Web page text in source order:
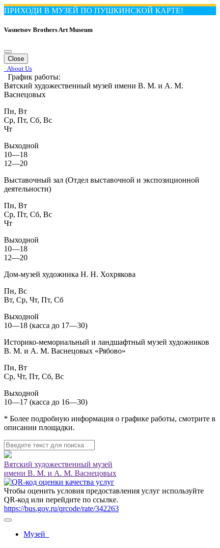
ПРИХОДИ В МУЗЕЙ ПО ПУШКИНСКОЙ КАРТЕ!
Vasnetsov Brothers Art Museum
Close
About Us
График работы:
Вятский художественный музей имени В. М. и А. М.
Васнецовых
Пн, Вт
Ср, Пт, Сб, Вс
Чт
Выходной
10—18
12—20
Выставочный зал (Отдел выставочной и экспозиционной
деятельности)
Пн, Вт
Ср, Пт, Сб, Вс
Чт
Выходной
10—18
12—20
Дом-музей художника Н. Н. Хохрякова
Пн, Вс
Вт, Ср, Чт, Пт, Сб
Выходной
10—18 (касса до 17—30)
Историко-мемориальный и ландшафтный музей художников
В. М. и А. М. Васнецовых «Рябово»
Пн, Вт
Ср, Чт, Пт, Сб, Вс
Выходной
10—17 (касса до 16—30)
* Более подробную информация о графике работы, смотрите в
описании площадки.
Вятский художественный музей
имени В. М. и А. М. Васнецовых
Чтобы оценить условия предоставления услуг используйте
QR-код или перейдите по ссылке.
https://bus.gov.ru/qrcode/rate/342263
Музей